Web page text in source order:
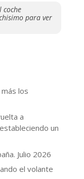
coche
para ver
los
a
un
Julio 2026
el volante